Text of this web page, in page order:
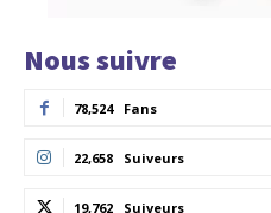
Nous suivre
78,524 Fans
22,658 Suiveurs
19,762 Suiveurs